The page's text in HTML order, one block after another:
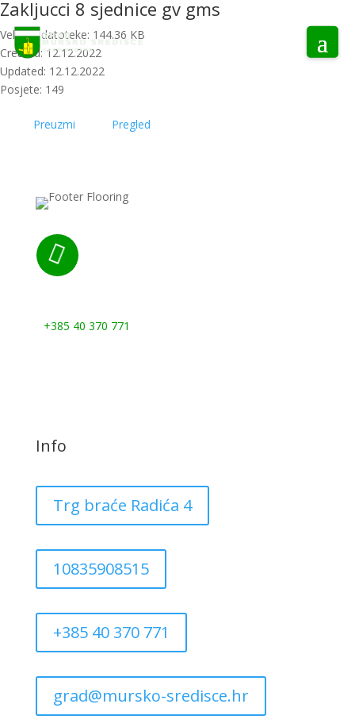
Zakljucci 8 sjednice gv gms
Veličina datoteke: 144.36 KB
Created: 12.12.2022
Updated: 12.12.2022
Posjete: 149
Preuzmi Pregled

+385 40 370 771
Info
Trg braće Radića 4
10835908515
+385 40 370 771
grad@mursko-sredisce.hr